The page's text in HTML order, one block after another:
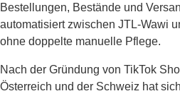
Bestellungen, Bestände und
automatisiert zwischen JTL-Wawi
ohne doppelte manuelle Pflege.
Nach der Gründung von TikTok
Österreich und der Schweiz hat